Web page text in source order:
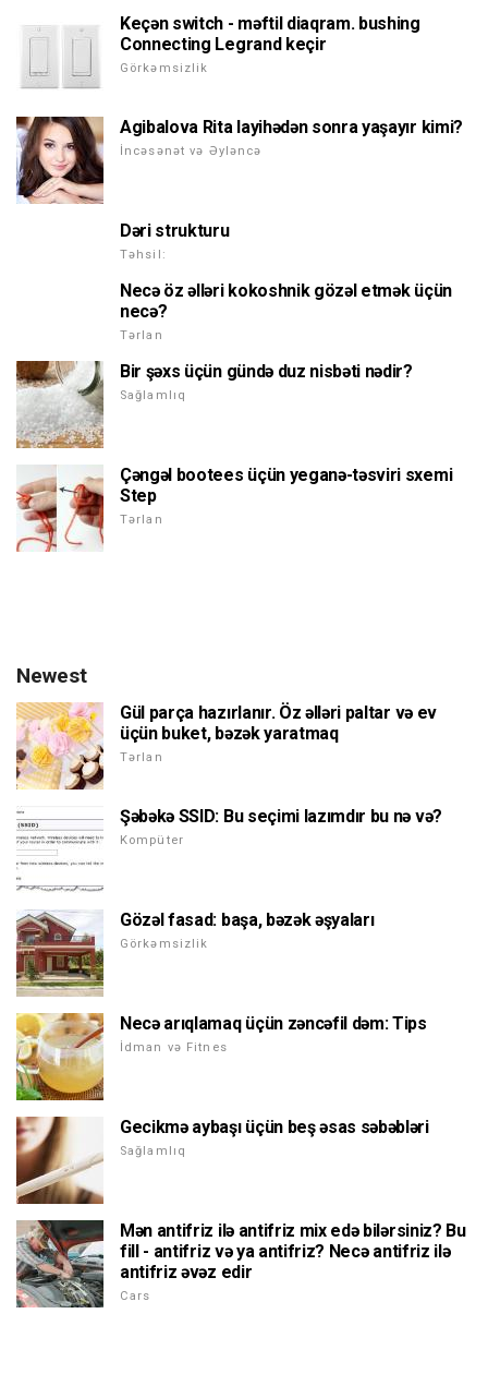
Keçən switch - məftil diaqram. bushing
Connecting Legrand keçir
Görkəmsizlik
Agibalova Rita layihədən sonra yaşayır kimi?
İncəsənət və Əyləncə
Dəri strukturu
Təhsil:
Necə öz əlləri kokoshnik gözəl etmək üçün
necə?
Tərlan
Bir şəxs üçün gündə duz nisbəti nədir?
Sağlamlıq
Çəngəl bootees üçün yeganə-təsviri sxemi
Step
Tərlan
Newest
Gül parça hazırlanır. Öz əlləri paltar və ev
üçün buket, bəzək yaratmaq
Tərlan
Şəbəkə SSID: Bu seçimi lazımdır bu nə və?
Kompüter
Gözəl fasad: başa, bəzək əşyaları
Görkəmsizlik
Necə arıqlamaq üçün zəncəfil dəm: Tips
İdman və Fitnes
Gecikmə aybaşı üçün beş əsas səbəbləri
Sağlamlıq
Mən antifriz ilə antifriz mix edə bilərsiniz? Bu
fill - antifriz və ya antifriz? Necə antifriz ilə
antifriz əvəz edir
Cars